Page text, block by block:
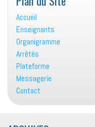
Accueil
Enseignants
Organigramme
Arrêtés
Plateforme
Messagerie
Contact